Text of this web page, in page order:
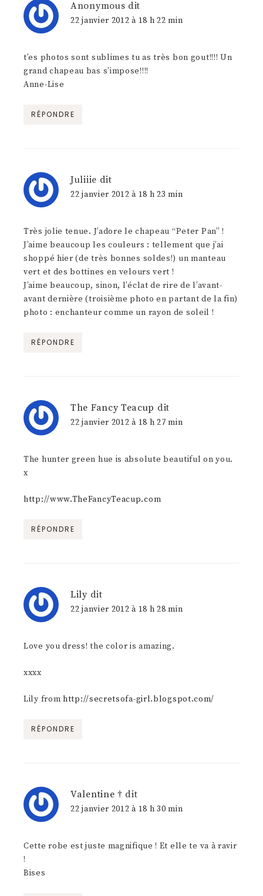
Anonymous dit
22 janvier 2012 à 18 h 22 min
t’es photos sont sublimes tu as très bon gout!!!! Un
grand chapeau bas s’impose!!!!
Anne-Lise
RÉPONDRE
Juliiie dit
22 janvier 2012 à 18 h 23 min
Très jolie tenue. J’adore le chapeau “Peter Pan” !
J’aime beaucoup les couleurs : tellement que j’ai
shoppé hier (de très bonnes soldes!) un manteau
vert et des bottines en velours vert !
J’aime beaucoup, sinon, l’éclat de rire de l’avant-
avant dernière (troisième photo en partant de la fin)
photo : enchanteur comme un rayon de soleil !
RÉPONDRE
The Fancy Teacup dit
22 janvier 2012 à 18 h 27 min
The hunter green hue is absolute beautiful on you.
x
http://www.TheFancyTeacup.com
RÉPONDRE
Lily dit
22 janvier 2012 à 18 h 28 min
Love you dress! the color is amazing.
xxxx
Lily from http://secretsofa-girl.blogspot.com/
RÉPONDRE
Valentine † dit
22 janvier 2012 à 18 h 30 min
Cette robe est juste magnifique ! Et elle te va à ravir
!
Bises